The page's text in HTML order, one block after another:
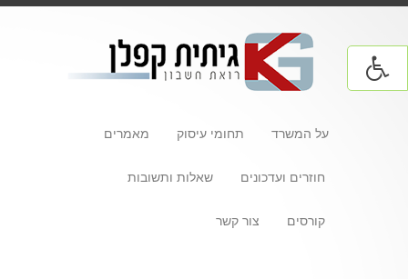
על המשרד תחומי עיסוק מאמרים
חוזרים ועדכונים שאלות ותשובות
קורסים צור קשר